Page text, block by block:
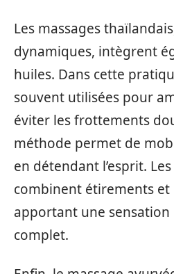
Les massages
dynamiques, intègrent
huiles. Dans cette
souvent utilisées pour
éviter les frottements
méthode permet de
en détendant l’esprit.
combinent étirements et
apportant une sensation
complet.